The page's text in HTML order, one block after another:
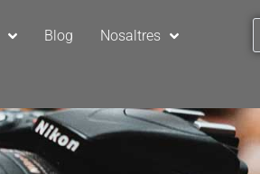
Blog Nosaltres